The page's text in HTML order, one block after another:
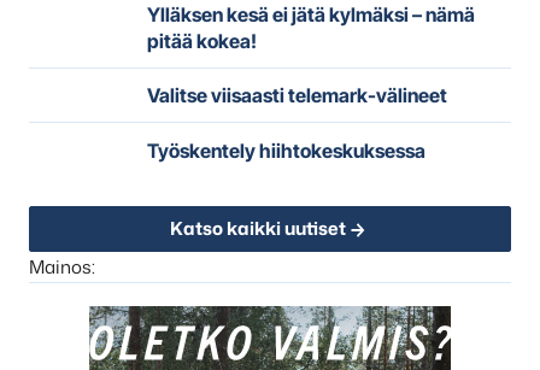
Ylläksen kesä ei jätä kylmäksi – nämä
pitää kokea!
Valitse viisaasti telemark-välineet
Työskentely hiihtokeskuksessa
Katso kaikki uutiset
Mainos: